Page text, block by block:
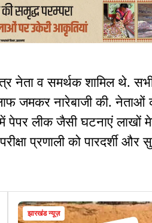
नेता व समर्थक शामिल थे.
जमकर नारेबाजी की. नेताओं
पेपर लीक जैसी घटनाएं लाखों
प्रणाली को पारदर्शी और
झारखंड न्यूज़